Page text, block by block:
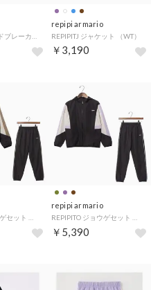
repipi armario
REPIPITJ ジャケット （WT）
￥3,190
repipi armario
￥5,390